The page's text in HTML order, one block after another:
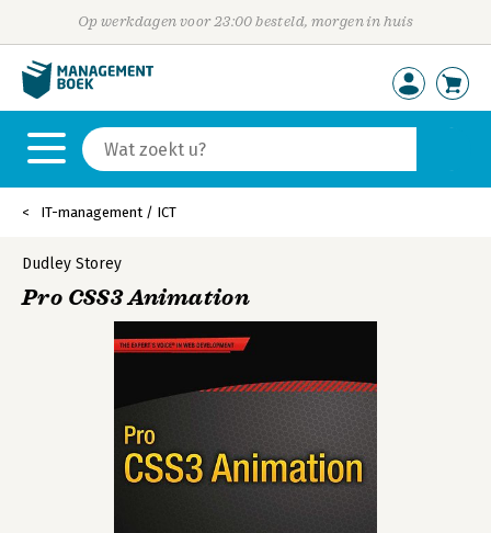
Op werkdagen voor 23:00 besteld, morgen in huis
IT-management / ICT
Dudley Storey
Pro CSS3 Animation